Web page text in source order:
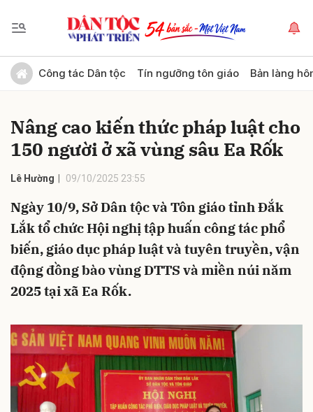
Công tác Dân tộc Tín ngưỡng tôn giáo Bản làng
Nâng cao kiến thức pháp luật cho
150 người ở xã vùng sâu Ea Rốk
Lê Hường 09/10/2025 23:55
Ngày 10/9, Sở Dân tộc và Tôn giáo tỉnh Đắk
Lắk tổ chức Hội nghị tập huấn công tác phổ
biến, giáo dục pháp luật và tuyên truyền, vận
động đồng bào vùng DTTS và miền núi năm
2025 tại xã Ea Rốk.
Gửi bình luận
Hủy Gửi